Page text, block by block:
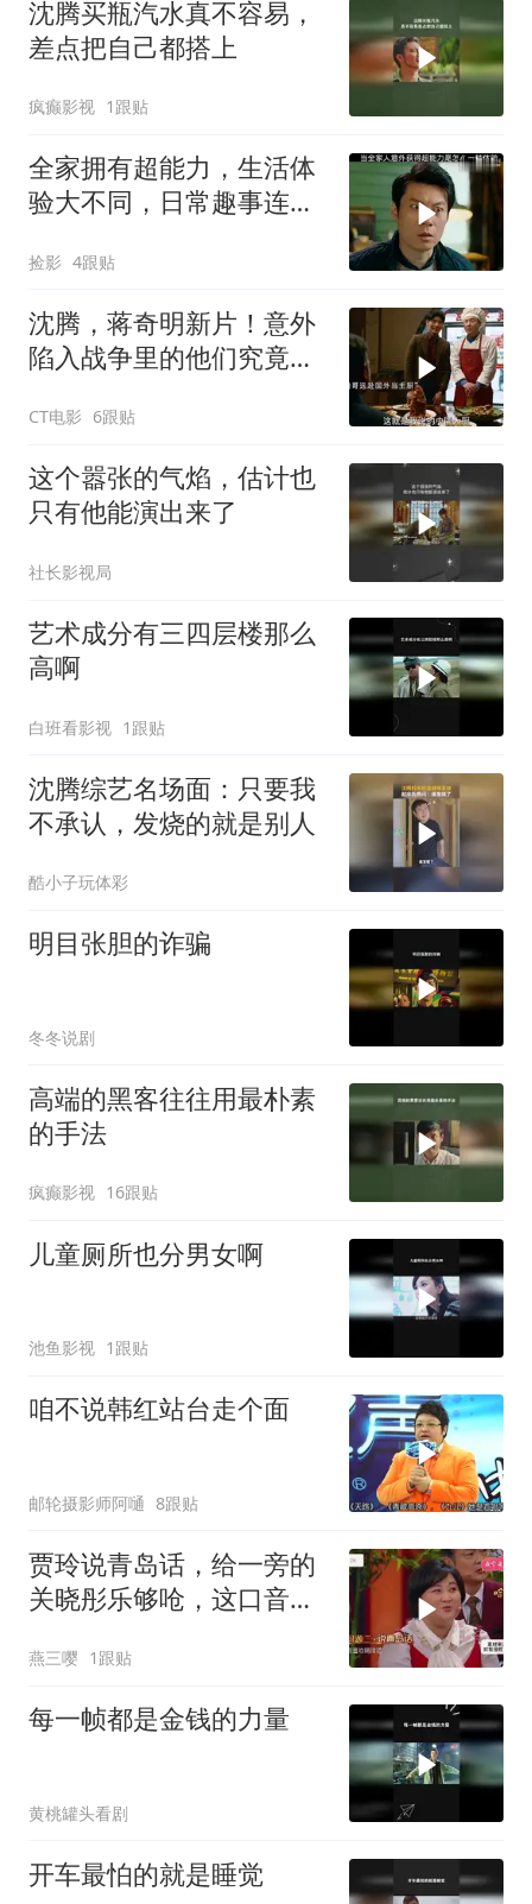
沈腾买瓶汽水真不容易，
差点把自己都搭上
疯癫影视 1跟贴
全家拥有超能力，生活体
验大不同，日常趣事连连
捡影 4跟贴
沈腾，蒋奇明新片！意外
陷入战争里的他们究竟该
CT电影 6跟贴
这个嚣张的气焰，估计也
只有他能演出来了
社长影视局
艺术成分有三四层楼那么
高啊
白班看影视 1跟贴
沈腾综艺名场面：只要我
不承认，发烧的就是别人
酷小子玩体彩
明目张胆的诈骗
冬冬说剧
高端的黑客往往用最朴素
的手法
疯癫影视 16跟贴
儿童厕所也分男女啊
池鱼影视 1跟贴
咱不说韩红站台走个面
邮轮摄影师阿嗵 8跟贴
贾玲说青岛话，给一旁的
关晓彤乐够呛，这口音太
燕三嘤 1跟贴
每一帧都是金钱的力量
黄桃罐头看剧
开车最怕的就是睡觉